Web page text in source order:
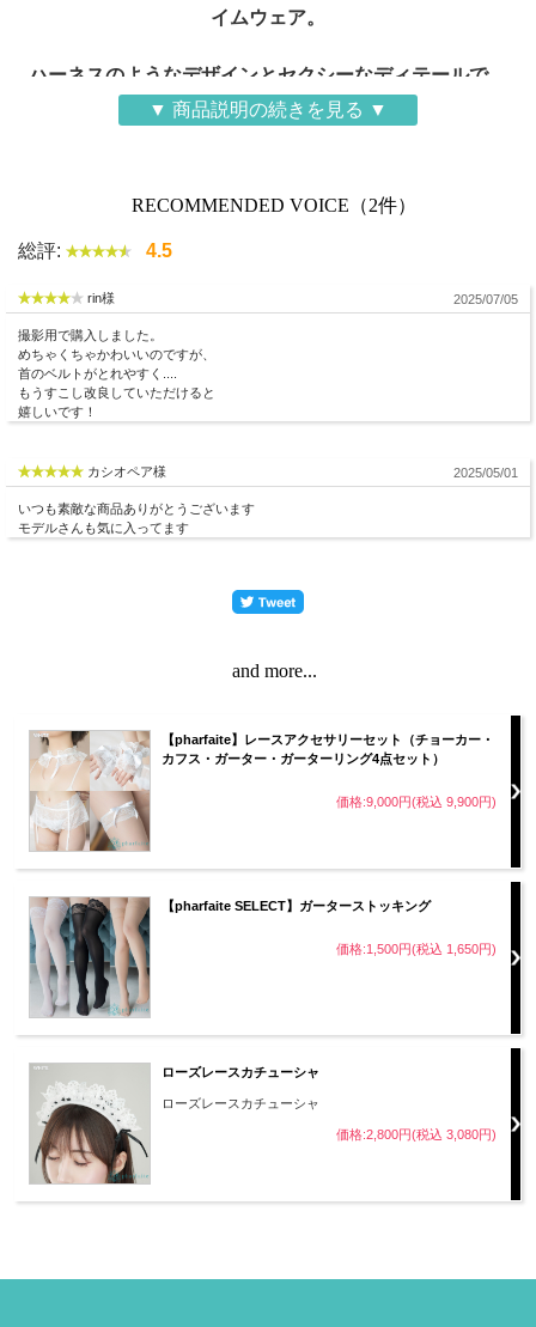
イムウェア。
ハーネスのようなデザインとセクシーなディテールで、
ボディラインを美しく強調。
デニム風プリント生地を使用した、pharfaiteらしいフェ
ティッシュなデザインのスイムウェア。
高級感あるカーブを描くシルエットがボディラインを美
飾りステッチでリアルなデニムの質感を再現。
首元のチョーカーとハーネスのようなベルトがフェティ
ッシュ感を高め、
セクシーでカッコいい印象を与えます。
バンドゥタイプのブラ形状で着用しやすく、着る人によ
ってはバストアンダーを
覗かせる着こなしも可能。
ウエストをクロスするベルトが特徴的で、ヒップ下を通
せます。
▼ 商品説明の続きを見る ▼
RECOMMENDED VOICE（2件）
総評: 4.5
rin様 2025/07/05
撮影用で購入しました。
めちゃくちゃかわいいのですが、
首のベルトがとれやすく....
もうすこし改良していただけると
嬉しいです！
カシオペア様 2025/05/01
いつも素敵な商品ありがとうございます
モデルさんも気に入ってます
and more...
【pharfaite】レースアクセサリーセット（チョーカー・
カフス・ガーター・ガーターリング4点セット）
価格:9,000円(税込 9,900円)
【pharfaite SELECT】ガーターストッキング
価格:1,500円(税込 1,650円)
ローズレースカチューシャ
ローズレースカチューシャ
価格:2,800円(税込 3,080円)